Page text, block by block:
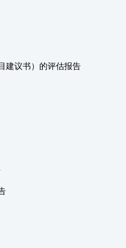
建议书）的评估报告